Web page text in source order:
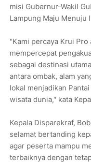
misi Gubernur-Wakil
Lampung Maju Menuju
"Kami percaya Krui
mempercepat
sebagai destinasi
antara ombak, alam
lokal menjadikan
wisata dunia," kata
Kepala Disparekraf,
selamat bertanding
agar peserta mampu
terbaiknya dengan